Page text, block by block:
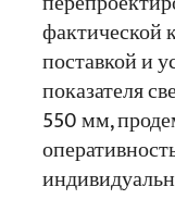
фактической
поставкой и
показателя
550 мм,